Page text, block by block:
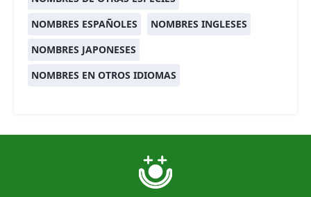
NOMBRES ESPAÑOLES
NOMBRES INGLESES
NOMBRES JAPONESES
NOMBRES EN OTROS IDIOMAS